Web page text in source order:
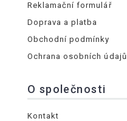
Reklamační formulář
Doprava a platba
Obchodní podmínky
Ochrana osobních údajů
O společnosti
Kontakt